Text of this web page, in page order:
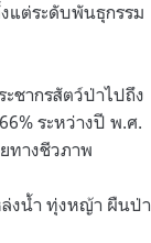
แต่ระดับพันธุกรรม
ชากรสัตว์ป่าไปถึง
ระหว่างปี พ.ศ.
ทางชีวภาพ
ล่งน้ำ ทุ่งหญ้า ผืนป่า